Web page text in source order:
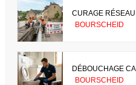
CURAGE
BOURSCHEID
DÉBOUCHAGE
BOURSCHEID